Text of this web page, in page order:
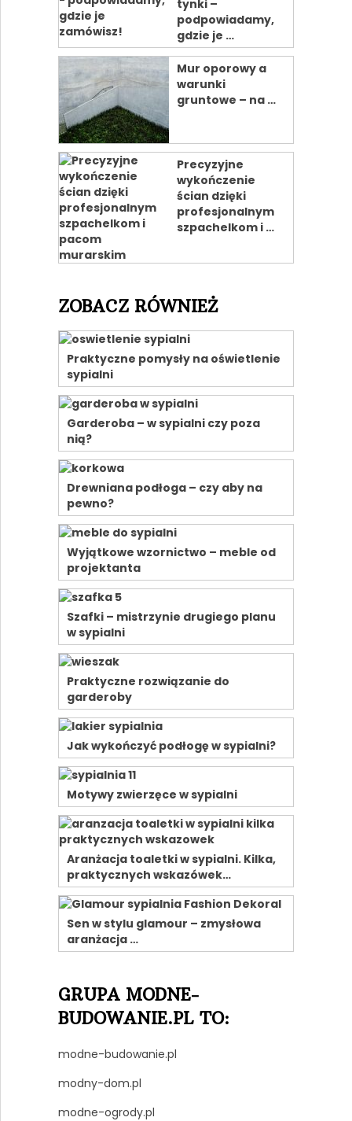
tynki –
podpowiadamy,
gdzie je …
Mur oporowy a
warunki
gruntowe – na …
Precyzyjne
wykończenie
ścian dzięki
profesjonalnym
szpachelkom i …
ZOBACZ RÓWNIEŻ
Praktyczne pomysły na oświetlenie
sypialni
Garderoba – w sypialni czy poza
nią?
Drewniana podłoga – czy aby na
pewno?
Wyjątkowe wzornictwo – meble od
projektanta
Szafki – mistrzynie drugiego planu
w sypialni
Praktyczne rozwiązanie do
garderoby
Jak wykończyć podłogę w sypialni?
Motywy zwierzęce w sypialni
Aranżacja toaletki w sypialni. Kilka,
praktycznych wskazówek…
Sen w stylu glamour – zmysłowa
aranżacja …
GRUPA MODNE-
BUDOWANIE.PL TO:
modne-budowanie.pl
modny-dom.pl
modne-ogrody.pl